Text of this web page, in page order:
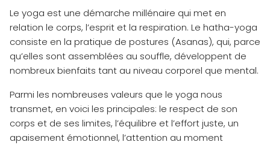
Le yoga est une démarche millénaire qui met en
relation le corps, l’esprit et la respiration. Le hatha-yoga
consiste en la pratique de postures (Asanas), qui, parce
qu’elles sont assemblées au souffle, développent de
nombreux bienfaits tant au niveau corporel que mental.
Parmi les nombreuses valeurs que le yoga nous
transmet, en voici les principales: le respect de son
corps et de ses limites, l’équilibre et l’effort juste, un
apaisement émotionnel, l’attention au moment